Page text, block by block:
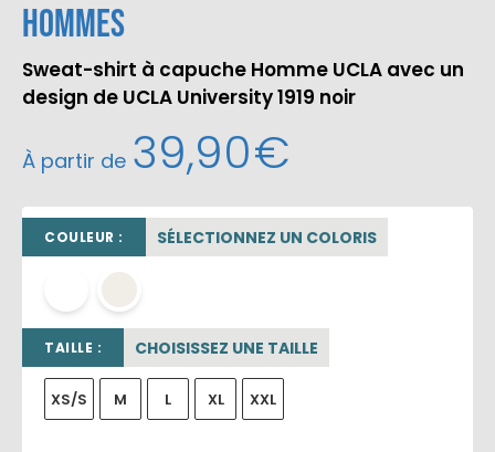
Hommes
Sweat-shirt à capuche Homme UCLA avec un
design de UCLA University 1919 noir
À partir de 39,90€
COULEUR : SÉLECTIONNEZ UN COLORIS
TAILLE : CHOISISSEZ UNE TAILLE
XS/S M L XL XXL